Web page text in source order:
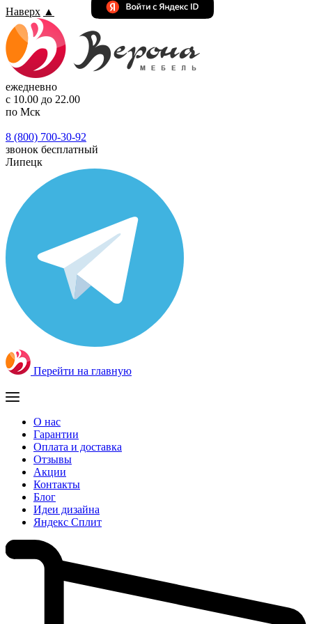
Наверх ▲
ежедневно
с 10.00 до 22.00
по Мск
8 (800) 700-30-92
звонок бесплатный
Липецк
Перейти на главную
О нас
Гарантии
Оплата и доставка
Отзывы
Акции
Контакты
Блог
Идеи дизайна
Яндекс Сплит